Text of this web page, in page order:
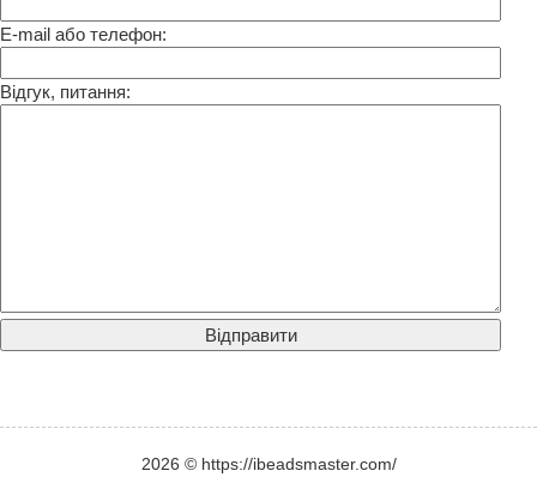
E-mail або телефон:
Відгук, питання:
2026 © https://ibeadsmaster.com/